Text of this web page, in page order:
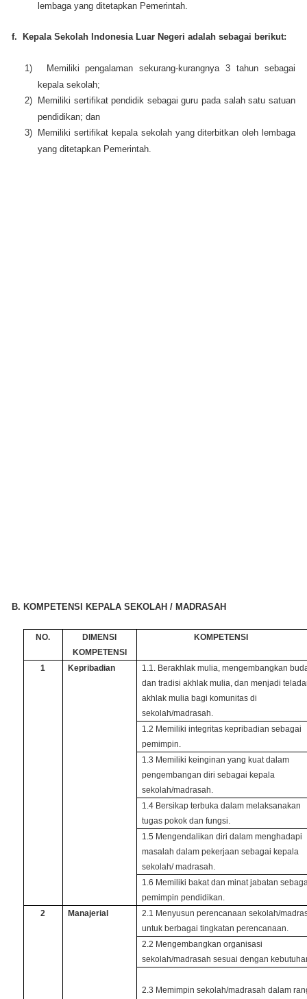
lembaga yang ditetapkan Pemerintah.
f. Kepala Sekolah Indonesia Luar Negeri adalah sebagai berikut:
1)
Memiliki pengalaman sekurang-kurangnya 3 tahun sebagai
kepala sekolah;
2)
Memiliki sertifikat pendidik sebagai guru pada salah satu satuan
pendidikan; dan
3)
Memiliki sertifikat kepala sekolah yang diterbitkan oleh lembaga
yang ditetapkan Pemerintah.
B. KOMPETENSI KEPALA SEKOLAH / MADRASAH
NO.
DIMENSI
KOMPETENSI
KOMPETENSI
1 Kepribadian
1.1. Berakhlak mulia, mengembangkan
dan tradisi akhlak mulia, dan menjadi
akhlak mulia bagi komunitas di
sekolah/madrasah.
1.2 Memiliki integritas kepribadian sebagai
pemimpin.
1.3 Memiliki keinginan yang kuat dalam
pengembangan diri sebagai kepala
sekolah/madrasah.
1.4 Bersikap terbuka dalam melaksanakan
tugas pokok dan fungsi.
1.5 Mengendalikan diri dalam menghadapi
masalah dalam pekerjaan sebagai kepala
sekolah/ madrasah.
1.6 Memiliki bakat dan minat jabatan
pemimpin pendidikan.
2
Manajerial
2.1 Menyusun perencanaan sekolah/
untuk berbagai tingkatan perencanaan.
2.2 Mengembangkan organisasi
sekolah/madrasah sesuai dengan
2.3 Memimpin sekolah/madrasah dalam